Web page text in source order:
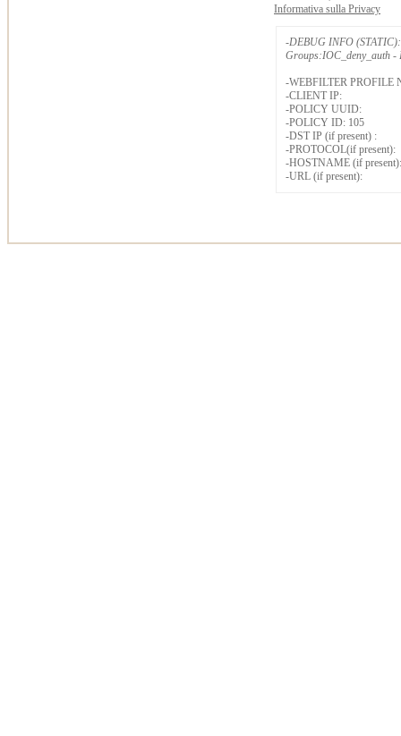
Informativa sulla Privacy
-DEBUG INFO (STATIC):
Groups:IOC_deny_auth -
-WEBFILTER PROFILE
-CLIENT IP:
-POLICY UUID:
-POLICY ID: 105
-DST IP (if present) :
-PROTOCOL(if present):
-HOSTNAME (if present):
-URL (if present):